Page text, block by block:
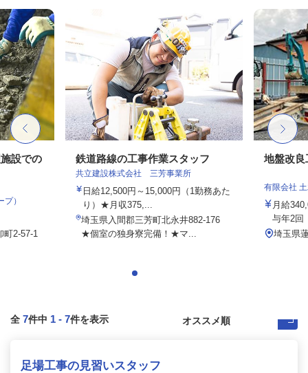
設での
）
町2-57-1
鉄道路線の工事作業スタッフ
共立建設株式会社 三芳事業所
日給12,500円～15,000円（1勤務あた
り）★月収375,...
埼玉県入間郡三芳町北永井882-176
★個室の独身寮完備！★マ...
地盤改良
有限会社
月給
与年2回
埼玉県
全 7件中 1 - 7件を表示
足場工事の見習いスタッフ